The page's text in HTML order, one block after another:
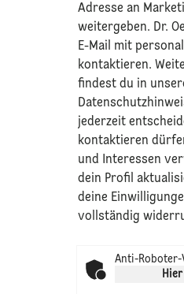
Adresse an
weitergeben. Dr.
E-Mail mit
kontaktieren.
findest du in
jederzeit
kontaktieren
und Interessen
dein Profil
deine
vollständig
Anti-